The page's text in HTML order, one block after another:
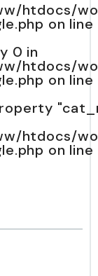
htdocs/
on line
0 in
htdocs/
on line
htdocs/
on line